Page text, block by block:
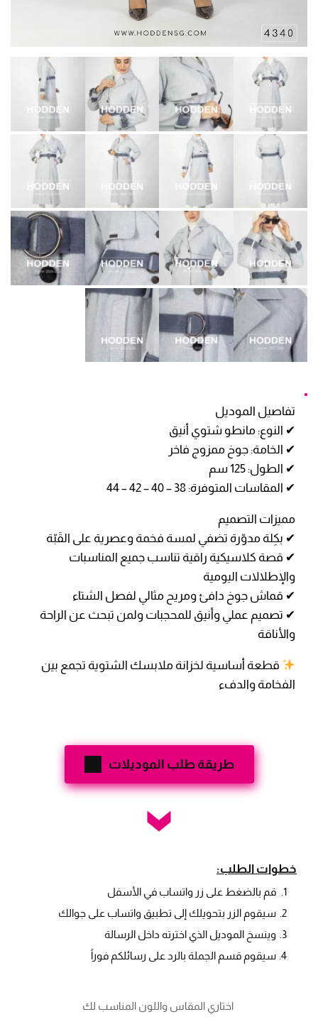
تفاصيل الموديل
✔ النوع: مانطو شتوي أنيق
✔ الخامة: جوخ ممزوج فاخر
✔ الطول: 125 سم
✔ المقاسات المتوفرة: 38 – 40 – 42 – 44
مميزات التصميم
✔ بكِلة مدوّرة تضفي لمسة فخمة وعصرية على القَبّة
✔ قصة كلاسيكية راقية تناسب جميع المناسبات
والإطلالات اليومية
✔ قماش جوخ دافئ ومريح مثالي لفصل الشتاء
✔ تصميم عملي وأنيق للمحجبات ولمن تبحث عن الراحة
والأناقة
قطعة أساسية لخزانة ملابسك الشتوية تجمع بين
الفخامة والدفء
طريقة طلب الموديلات
خطوات الطلب:
قم بالضغط على زر واتساب في الأسفل
سيقوم الزر بتحويلك إلى تطبيق واتساب على جوالك
وينسخ الموديل الذي اخترته داخل الرسالة
سيقوم قسم الجملة بالرد على رسائلكم فوراً